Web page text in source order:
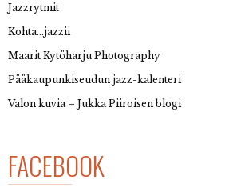
Jazzrytmit
Kohta…jazzii
Maarit Kytöharju Photography
Pääkaupunkiseudun jazz-kalenteri
Valon kuvia – Jukka Piiroisen blogi
FACEBOOK